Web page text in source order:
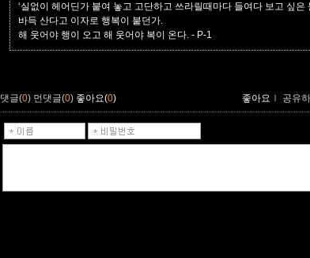
‘실없이 헤어딘가 붙여 놓고 고단하고 쓰라릴때마다 들여다 보고 싶은
바득 산다고 이자로 행복이 붙던가.
해 웃어야 행이 오고 해 웃어야 복이 온다. - P-1
댓글(0) 먼댓글(0) 좋아요(0) 좋아요 ｌ 공유하